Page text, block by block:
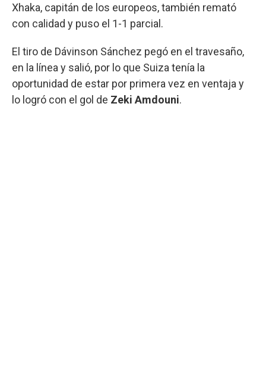
Xhaka, capitán de los europeos, también remató
con calidad y puso el 1-1 parcial.
El tiro de Dávinson Sánchez pegó en el travesaño,
en la línea y salió, por lo que Suiza tenía la
oportunidad de estar por primera vez en ventaja y
lo logró con el gol de Zeki Amdouni.